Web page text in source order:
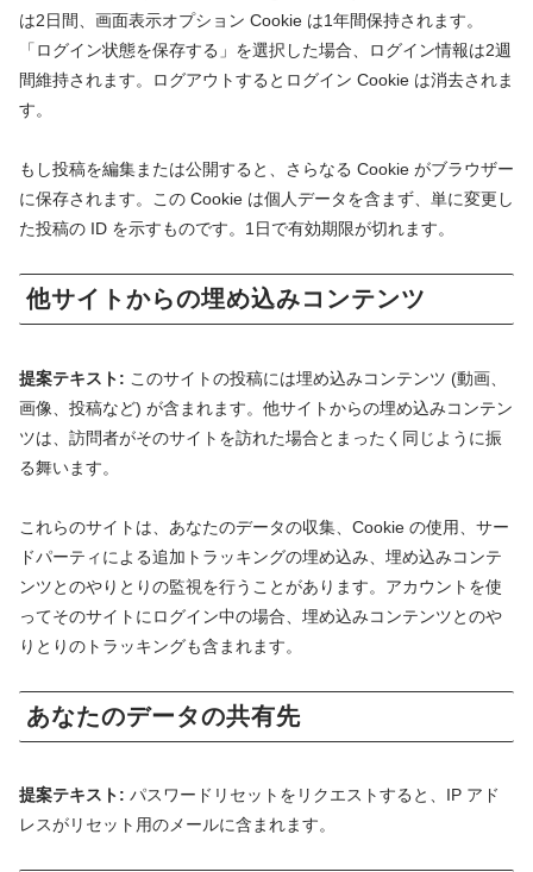
は2日間、画面表示オプション Cookie は1年間保持されます。
「ログイン状態を保存する」を選択した場合、ログイン情報は2週
間維持されます。ログアウトするとログイン Cookie は消去されま
す。
もし投稿を編集または公開すると、さらなる Cookie がブラウザー
に保存されます。この Cookie は個人データを含まず、単に変更し
た投稿の ID を示すものです。1日で有効期限が切れます。
他サイトからの埋め込みコンテンツ
提案テキスト: このサイトの投稿には埋め込みコンテンツ (動画、
画像、投稿など) が含まれます。他サイトからの埋め込みコンテン
ツは、訪問者がそのサイトを訪れた場合とまったく同じように振
る舞います。
これらのサイトは、あなたのデータの収集、Cookie の使用、サー
ドパーティによる追加トラッキングの埋め込み、埋め込みコンテ
ンツとのやりとりの監視を行うことがあります。アカウントを使
ってそのサイトにログイン中の場合、埋め込みコンテンツとのや
りとりのトラッキングも含まれます。
あなたのデータの共有先
提案テキスト: パスワードリセットをリクエストすると、IP アド
レスがリセット用のメールに含まれます。